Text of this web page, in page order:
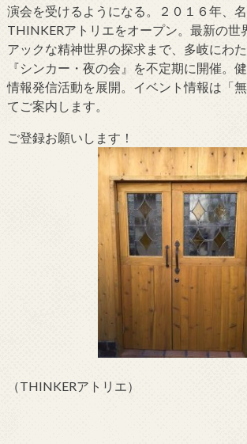
演会を受けるようになる。２０１６年、
THINKERアトリエをオープン。最新の世
アックな精神世界の探求まで、多岐にわ
『シンカー・夜の会』を不定期に開催。
情報発信活動を展開。イベント情報は「
てご案内します。
ご登録お願いします！
（THINKERアトリエ）